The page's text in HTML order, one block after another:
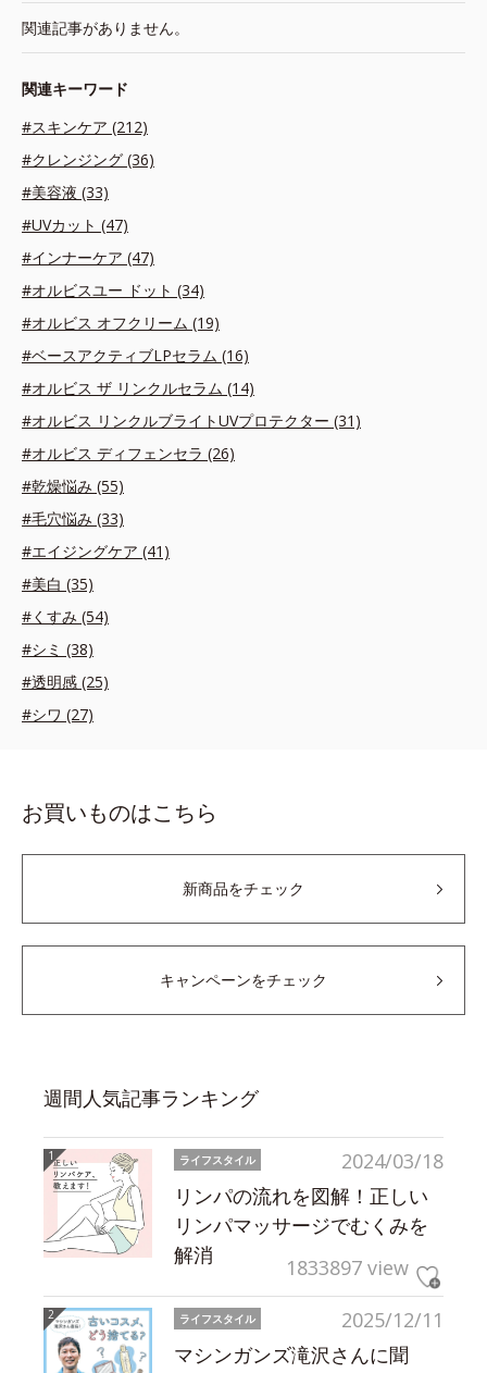
関連記事がありません。
関連キーワード
#スキンケア (212)
#クレンジング (36)
#美容液 (33)
#UVカット (47)
#インナーケア (47)
#オルビスユー ドット (34)
#オルビス オフクリーム (19)
#ベースアクティブLPセラム (16)
#オルビス ザ リンクルセラム (14)
#オルビス リンクルブライトUVプロテクター (31)
#オルビス ディフェンセラ (26)
#乾燥悩み (55)
#毛穴悩み (33)
#エイジングケア (41)
#美白 (35)
#くすみ (54)
#シミ (38)
#透明感 (25)
#シワ (27)
お買いものはこちら
新商品をチェック
キャンペーンをチェック
週間人気記事ランキング
2024/03/18
ライフスタイル
リンパの流れを図解！正しい
リンパマッサージでむくみを
解消
1833897 view
2025/12/11
ライフスタイル
マシンガンズ滝沢さんに聞